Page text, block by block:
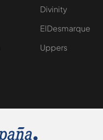
Divinity
ElDesmarque
Uppers